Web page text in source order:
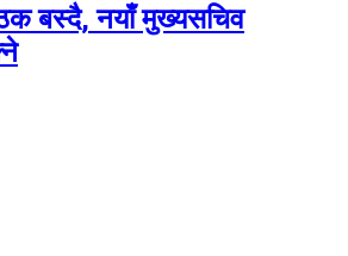
बस्दै, नयाँ मुख्यसचिव